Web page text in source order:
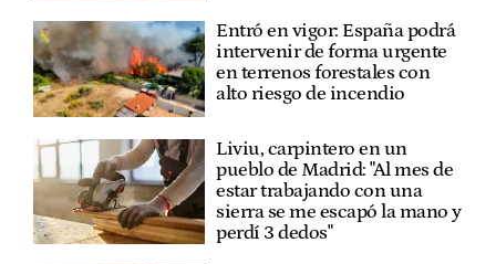
Entró en vigor: España podrá
intervenir de forma urgente
en terrenos forestales con
alto riesgo de incendio
Liviu, carpintero en un
pueblo de Madrid: "Al mes de
estar trabajando con una
sierra se me escapó la mano y
perdí 3 dedos"